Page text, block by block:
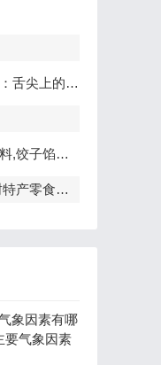
的辣味与诱惑
料与做法大揭秘！
零食介绍
象因素有哪
要气象因素